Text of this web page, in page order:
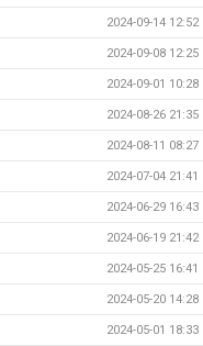
2024-09-14 12:52
2024-09-08 12:25
2024-09-01 10:28
2024-08-26 21:35
2024-08-11 08:27
2024-07-04 21:41
2024-06-29 16:43
2024-06-19 21:42
2024-05-25 16:41
2024-05-20 14:28
2024-05-01 18:33